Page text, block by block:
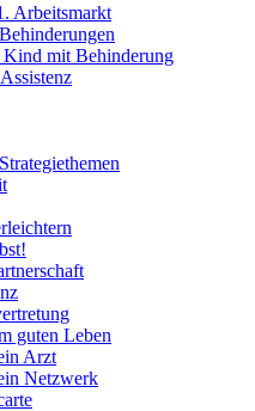
Arbeitsmarkt
mit Behinderung
guten Leben
Arzt
Netzwerk